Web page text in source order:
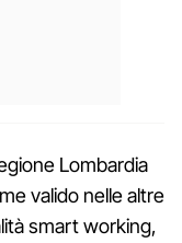
Lombardia
valido nelle altre
smart working,